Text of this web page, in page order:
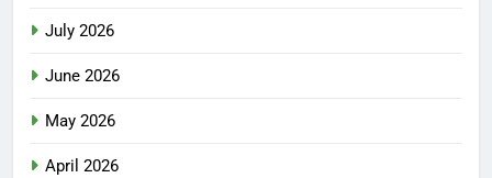
July 2026
June 2026
May 2026
April 2026